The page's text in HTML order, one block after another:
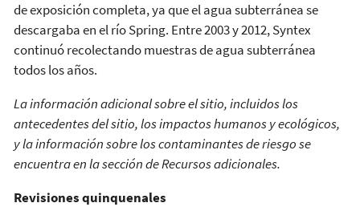
de exposición completa, ya que el agua subterránea se
descargaba en el río Spring. Entre 2003 y 2012, Syntex
continuó recolectando muestras de agua subterránea
todos los años.
La información adicional sobre el sitio, incluidos los
antecedentes del sitio, los impactos humanos y ecológicos,
y la información sobre los contaminantes de riesgo se
encuentra en la sección de Recursos adicionales.
Revisiones quinquenales